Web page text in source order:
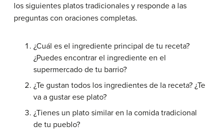
los siguientes platos tradicionales y responde a las
preguntas con oraciones completas.
¿Cuál es el ingrediente principal de tu receta?
¿Puedes encontrar el ingrediente en el
supermercado de tu barrio?
¿Te gustan todos los ingredientes de la receta? ¿Te
va a gustar ese plato?
¿Tienes un plato similar en la comida tradicional
de tu pueblo?